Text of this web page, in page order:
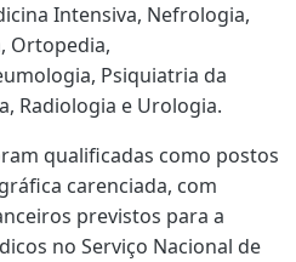
Intensiva, Nefrologia,
Ortopedia,
Psiquiatria da
Radiologia e Urologia.
qualificadas como postos
carenciada, com
previstos para a
no Serviço Nacional de